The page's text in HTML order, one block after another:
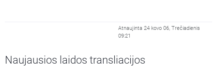
Atnaujinta 24 kovo 06, Trečiadienis
09:21
Naujausios laidos transliacijos